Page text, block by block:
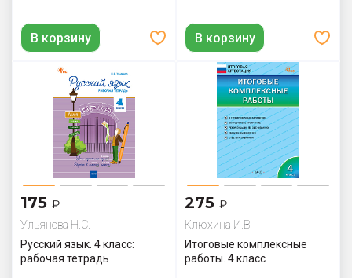
В корзину В корзину
175 ₽
Ульянова Н.С.
Русский язык. 4 класс:
рабочая тетрадь
275 ₽
Клюхина И.В.
Итоговые комплексные
работы. 4 класс